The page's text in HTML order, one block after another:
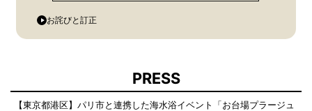
お詫びと訂正
PRESS
【東京都港区】パリ市と連携した海水浴イベント「お台場プラージュ